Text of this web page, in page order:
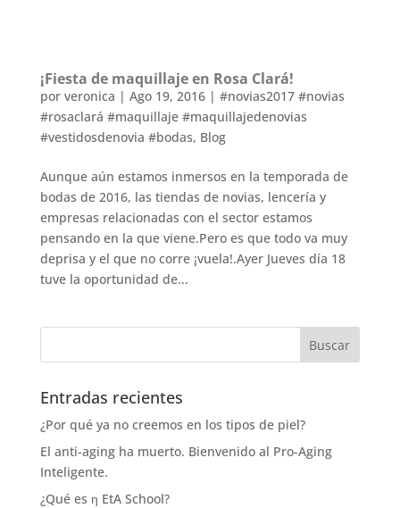
¡Fiesta de maquillaje en Rosa Clará!
por veronica | Ago 19, 2016| #novias2017 #novias
#rosaclará #maquillaje #maquillajedenovias
#vestidosdenovia #bodas, Blog
Aunque aún estamos inmersos en la temporada de
bodas de 2016, las tiendas de novias, lencería y
empresas relacionadas con el sector estamos
pensando en la que viene.Pero es que todo va muy
deprisa y el que no corre ¡vuela!.Ayer Jueves día 18
tuve la oportunidad de...
Entradas recientes
¿Por qué ya no creemos en los tipos de piel?
El anti-aging ha muerto. Bienvenido al Pro-Aging
Inteligente.
¿Qué es η EtA School?